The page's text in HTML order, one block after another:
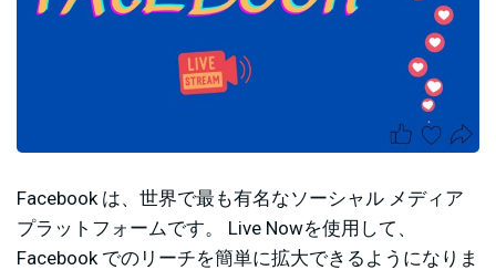
Facebook は、世界で最も有名なソーシャル メディア
プラットフォームです。 Live Nowを使用して、
Facebook でのリーチを簡単に拡大できるようになりま